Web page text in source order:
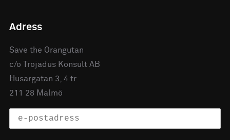
Adress
Save the Orangutan
c/o Trojadus Konsult AB
Husargatan 3, 4 tr
211 28 Malmö